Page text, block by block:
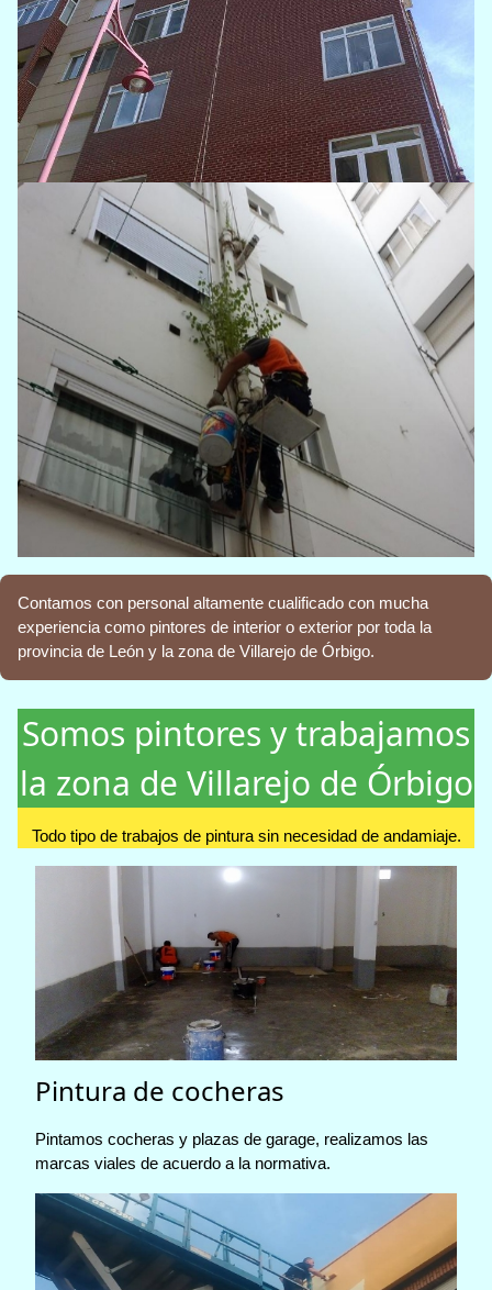
Contamos con personal altamente cualificado con mucha
experiencia como pintores de interior o exterior por toda la
provincia de León y la zona de Villarejo de Órbigo.
Somos pintores y trabajamos
la zona de Villarejo de Órbigo
Todo tipo de trabajos de pintura sin necesidad de andamiaje.
Pintura de cocheras
Pintamos cocheras y plazas de garage, realizamos las
marcas viales de acuerdo a la normativa.